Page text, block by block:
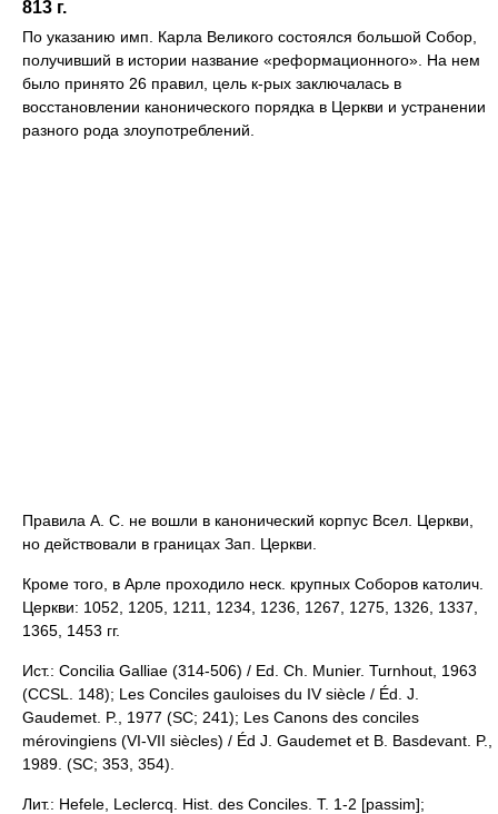
813 г.
По указанию имп. Карла Великого состоялся большой Собор,
получивший в истории название «реформационного». На нем
было принято 26 правил, цель к-рых заключалась в
восстановлении канонического порядка в Церкви и устранении
разного рода злоупотреблений.
Правила А. С. не вошли в канонический корпус Всел. Церкви,
но действовали в границах Зап. Церкви.
Кроме того, в Арле проходило неск. крупных Соборов католич.
Церкви: 1052, 1205, 1211, 1234, 1236, 1267, 1275, 1326, 1337,
1365, 1453 гг.
Ист.: Conсilia Galliae (314-506) / Ed. Ch. Munier. Turnhout, 1963
(CCSL. 148); Les Conciles gauloises du IV siècle / Éd. J.
Gaudemet. P., 1977 (SC; 241); Les Canons des conciles
mérovingiens (VI-VII siècles) / Éd J. Gaudemet et B. Basdevant. P.,
1989. (SC; 353, 354).
Лит.: Hefele, Leclercq. Hist. des Conciles. T. 1-2 [passim];